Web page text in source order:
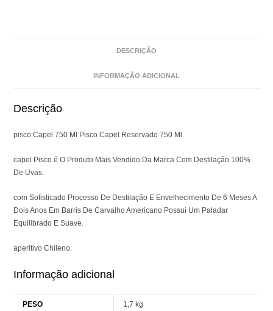
DESCRIÇÃO
INFORMAÇÃO ADICIONAL
Descrição
pisco Capel 750 Ml Pisco Capel Reservado 750 Ml.
capel Pisco é O Produto Mais Vendido Da Marca Com Destilação 100%
De Uvas.
com Sofisticado Processo De Destilação E Envelhecimento De 6 Meses A
Dois Anos Em Barris De Carvalho Americano Possui Um Paladar
Equilibrado E Suave.
aperitivo Chileno.
Informação adicional
PESO 1,7 kg